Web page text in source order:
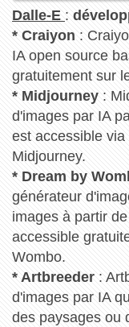
Dalle-E :
* Craiyon :
IA open source
gratuitement sur
* Midjourney:
d'images par IA
est accessible
Midjourney.
* Dream by
générateur
images à partir
accessible
Wombo.
* Artbreeder:
d'images par IA
des paysages ou